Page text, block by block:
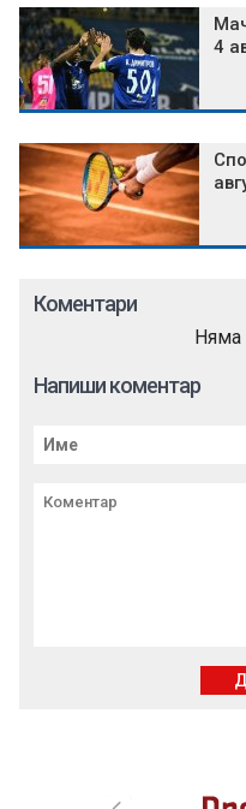
4
Коментари
Няма
Напиши коментар